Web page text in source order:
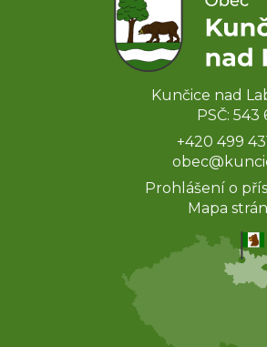
Kunčice nad
PSČ: 543
+420 499
Prohlášení o
Mapa